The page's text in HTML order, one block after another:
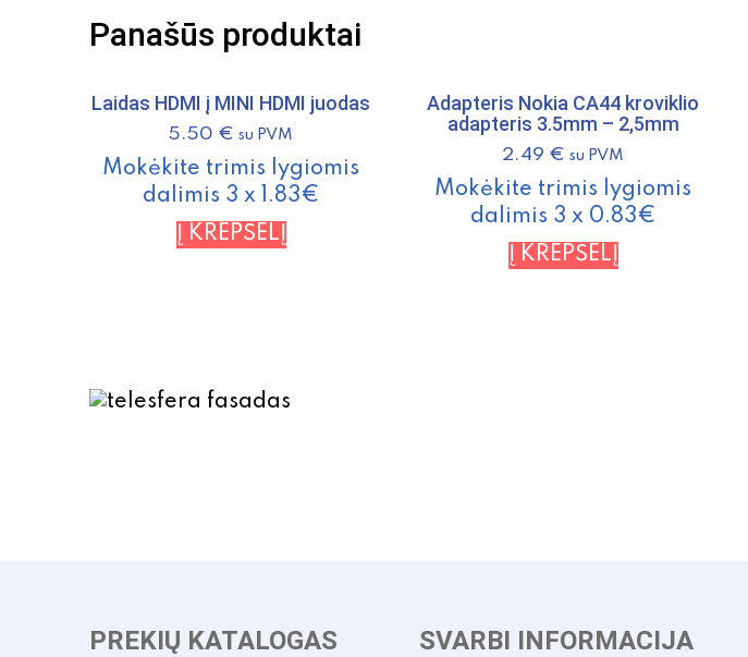
Panašūs produktai
Laidas HDMI į MINI HDMI juodas
5.50 € su PVM
Mokėkite trimis lygiomis
dalimis 3 x 1.83€
Į KREPŠELĮ
Adapteris Nokia CA44 kroviklio
adapteris 3.5mm – 2,5mm
2.49 € su PVM
Mokėkite trimis lygiomis
dalimis 3 x 0.83€
Į KREPŠELĮ
PREKIŲ KATALOGAS SVARBI INFORMACIJA